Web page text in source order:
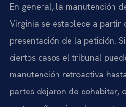
En general, la manutención
Virginia se establece a partir
presentación de la petición.
ciertos casos el tribunal
manutención retroactiva
partes dejaron de cohabitar,